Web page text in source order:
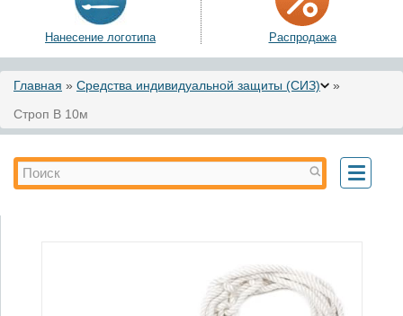
Нанесение логотипа Распродажа
Вы здесь
Главная » Средства индивидуальной защиты (СИЗ)
»
Строп В 10м
Форма поиска
Поиск
Toggle